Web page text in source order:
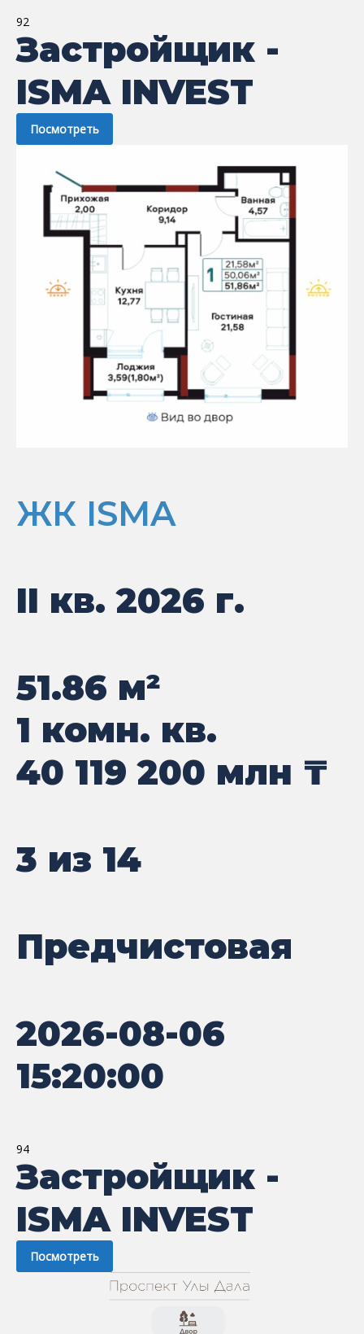
92
Застройщик -
ISMA INVEST
Посмотреть
ЖК ISMA
II кв. 2026 г.
51.86 м²
1 комн. кв.
40 119 200 млн ₸
3 из 14
Предчистовая
2026-08-06
15:20:00
94
Застройщик -
ISMA INVEST
Посмотреть